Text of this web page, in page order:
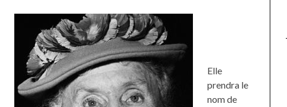
Elle
prendra le
nom de